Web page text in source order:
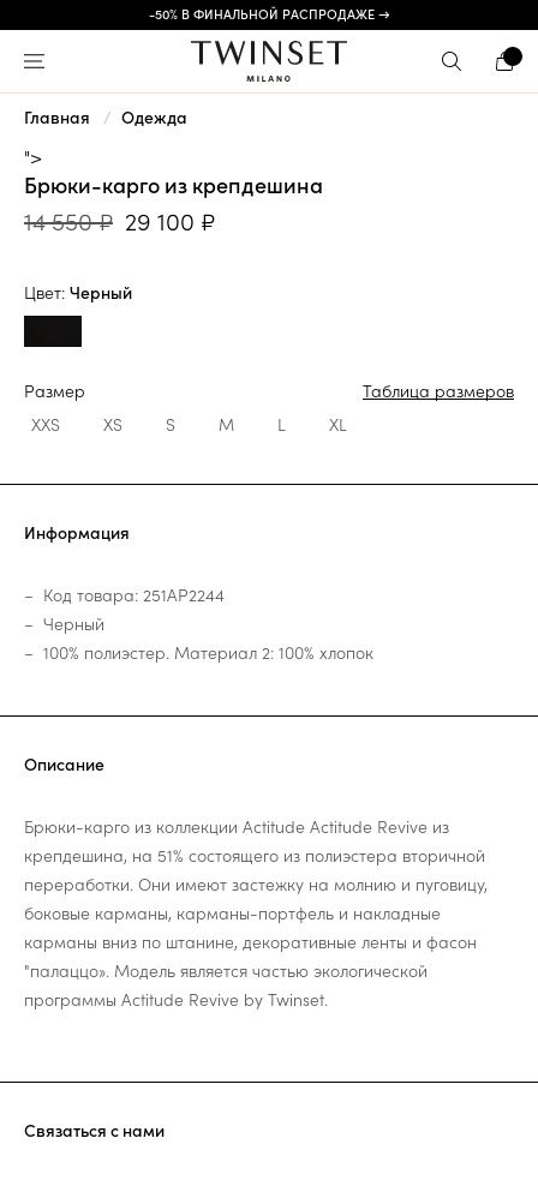
-50% В ФИНАЛЬНОЙ РАСПРОДАЖЕ →
Главная Одежда
">
Брюки-карго из крепдешина
14 550 ₽ 29 100 ₽
Цвет: Черный
Размер
Таблица размеров
XXS
XS S M L XL
Информация
Код товара: 251AP2244
Черный
100% полиэстер. Материал 2: 100% хлопок
Описание
Брюки-карго из коллекции Actitude Actitude Revive из
крепдешина, на 51% состоящего из полиэстера вторичной
переработки. Они имеют застежку на молнию и пуговицу,
боковые карманы, карманы-портфель и накладные
карманы вниз по штанине, декоративные ленты и фасон
"палаццо». Модель является частью экологической
программы Actitude Revive by Twinset.
Связаться с нами